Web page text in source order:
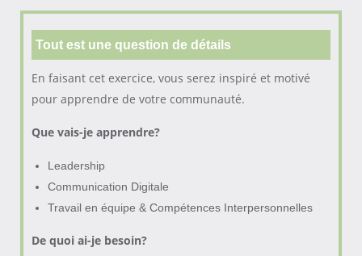
Tout est une question de détails
En faisant cet exercice, vous serez inspiré et motivé
pour apprendre de votre communauté.
Que vais-je apprendre?
Leadership
Communication Digitale
Travail en équipe & Compétences Interpersonnelles
De quoi ai-je besoin?